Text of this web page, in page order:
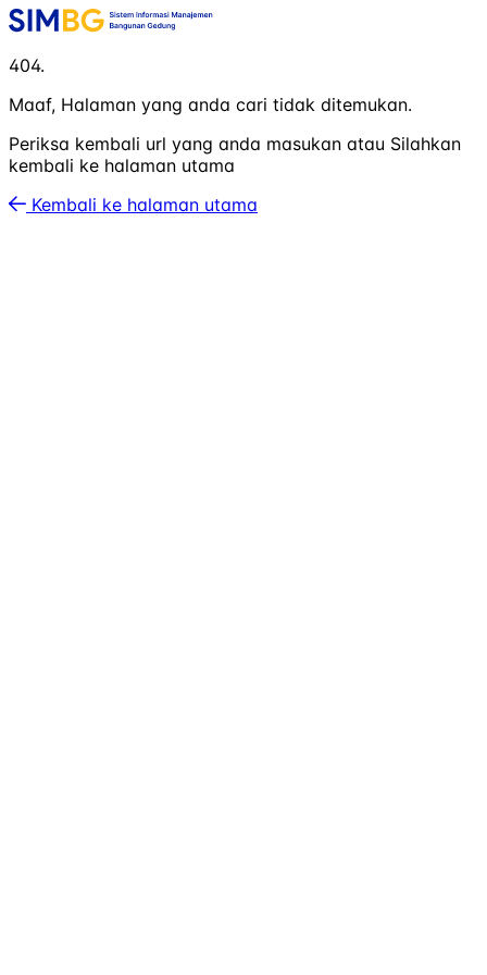
404.
Maaf, Halaman yang anda cari tidak ditemukan.
Periksa kembali url yang anda masukan atau Silahkan
kembali ke halaman utama
Kembali ke halaman utama